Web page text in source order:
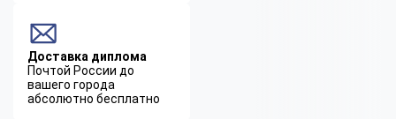
Доставка диплома
Почтой России до
вашего города
абсолютно бесплатно